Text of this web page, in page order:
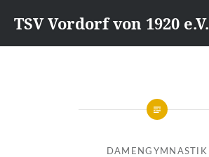
zumTSV Vordorf von 1920 e.V.
DAMENGYMNASTIK